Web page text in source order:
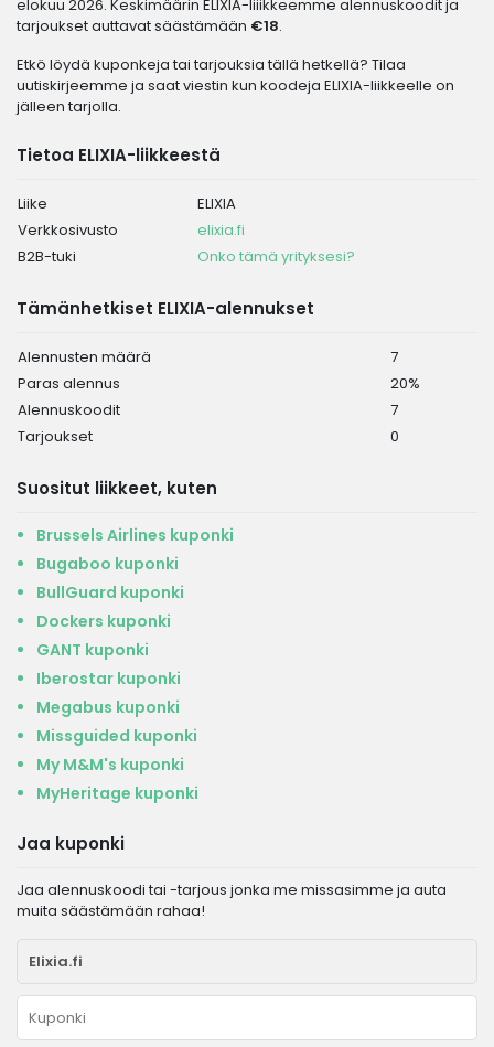
elokuu 2026. Keskimäärin ELIXIA-liiikkeemme alennuskoodit ja
tarjoukset auttavat säästämään €18.
Etkö löydä kuponkeja tai tarjouksia tällä hetkellä? Tilaa
uutiskirjeemme ja saat viestin kun koodeja ELIXIA-liikkeelle on
jälleen tarjolla.
Tietoa ELIXIA-liikkeestä
Liike
ELIXIA
Verkkosivusto
elixia.fi
B2B-tuki
Onko tämä yrityksesi?
Tämänhetkiset ELIXIA-alennukset
Alennusten määrä
7
Paras alennus
20%
Alennuskoodit
7
Tarjoukset
0
Suositut liikkeet, kuten
Brussels Airlines kuponki
Bugaboo kuponki
BullGuard kuponki
Dockers kuponki
GANT kuponki
Iberostar kuponki
Megabus kuponki
Missguided kuponki
My M&M's kuponki
MyHeritage kuponki
Jaa kuponki
Jaa alennuskoodi tai -tarjous jonka me missasimme ja auta
muita säästämään rahaa!